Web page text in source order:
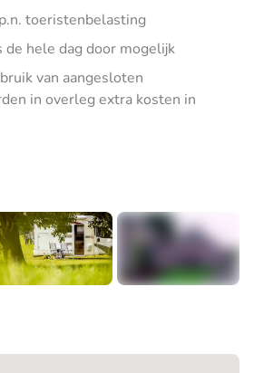
toeristenbelasting
de hele dag door mogelijk
van aangesloten
in overleg extra kosten in